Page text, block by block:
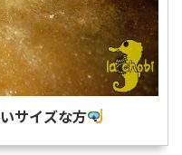
サイズな方